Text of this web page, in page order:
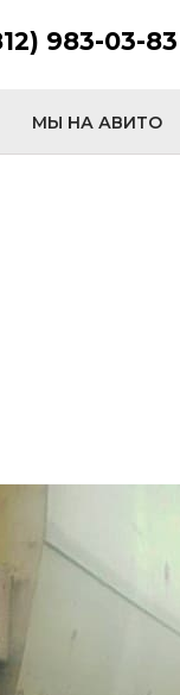
983-03-83
МЫ НА АВИТО